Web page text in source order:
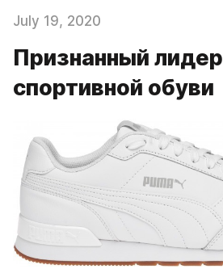
July 19, 2020
Признанный лидер
спортивной обуви